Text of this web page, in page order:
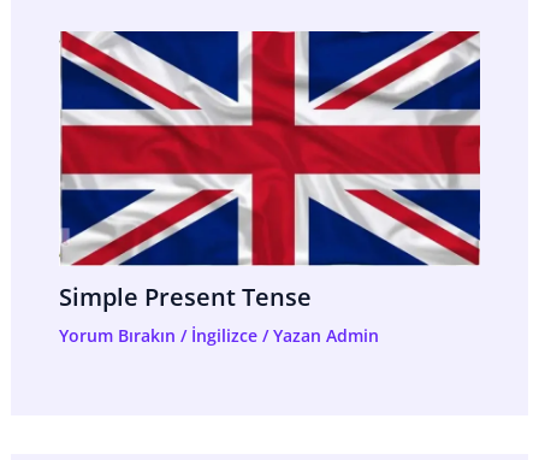
Simple Present Tense
Yorum Bırakın / İngilizce/ Yazan Admin